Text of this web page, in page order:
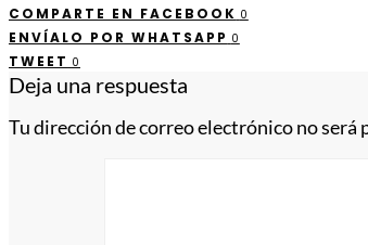
COMPARTE EN FACEBOOK 0
ENVÍALO POR WHATSAPP 0
TWEET 0
Deja una respuesta
Tu dirección de correo electrónico no será